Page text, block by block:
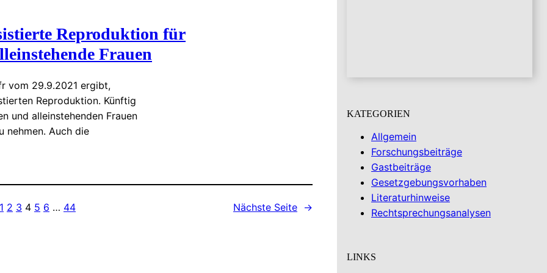
Reproduktion für
Frauen
vom 29.9.2021 ergibt,
Reproduktion. Künftig
und alleinstehenden Frauen
nehmen. Auch die
1 2 3 4 5 6 … 44 Nächste Seite →
KATEGORIEN
Allgemein
Forschungsbeiträge
Gastbeiträge
Gesetzgebungsvorhaben
Literaturhinweise
Rechtsprechungsanalysen
LINKS